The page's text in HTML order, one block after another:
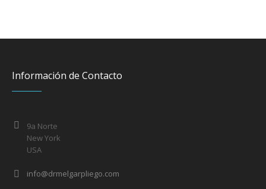
Información de Contacto
9a Norte
New York
USA
info@drmelgarpliego.com